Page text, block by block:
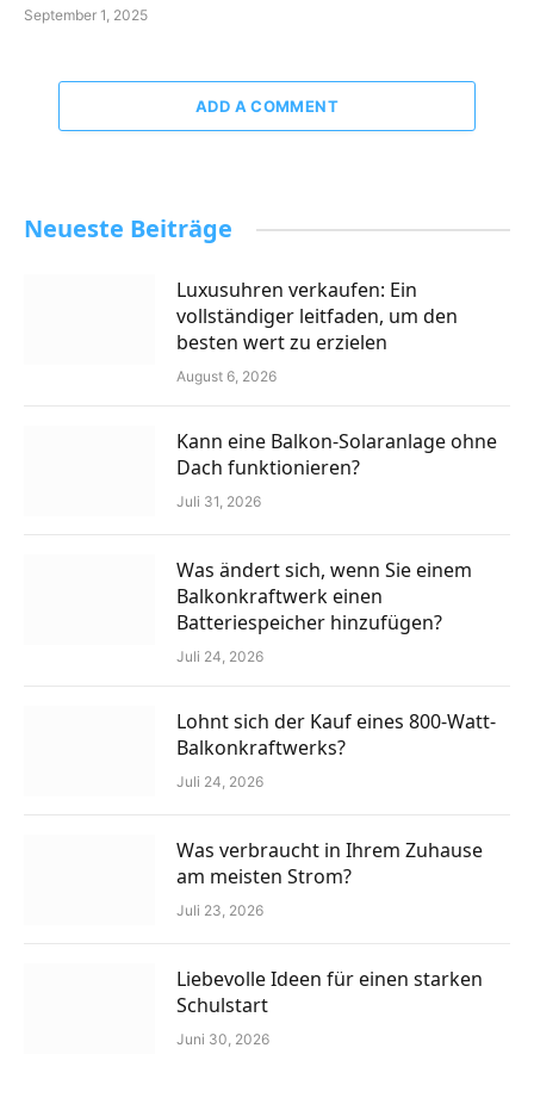
September 1, 2025
ADD A COMMENT
Neueste Beiträge
Luxusuhren verkaufen: Ein
vollständiger leitfaden, um den
besten wert zu erzielen
August 6, 2026
Kann eine Balkon-Solaranlage ohne
Dach funktionieren?
Juli 31, 2026
Was ändert sich, wenn Sie einem
Balkonkraftwerk einen
Batteriespeicher hinzufügen?
Juli 24, 2026
Lohnt sich der Kauf eines 800-Watt-
Balkonkraftwerks?
Juli 24, 2026
Was verbraucht in Ihrem Zuhause
am meisten Strom?
Juli 23, 2026
Liebevolle Ideen für einen starken
Schulstart
Juni 30, 2026